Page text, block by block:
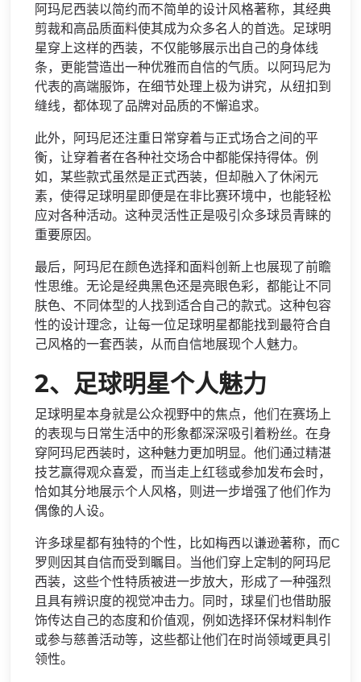
阿玛尼西装以简约而不简单的设计风格著称，其经典
剪裁和高品质面料使其成为众多名人的首选。足球明
星穿上这样的西装，不仅能够展示出自己的身体线
条，更能营造出一种优雅而自信的气质。以阿玛尼为
代表的高端服饰，在细节处理上极为讲究，从纽扣到
缝线，都体现了品牌对品质的不懈追求。
此外，阿玛尼还注重日常穿着与正式场合之间的平
衡，让穿着者在各种社交场合中都能保持得体。例
如，某些款式虽然是正式西装，但却融入了休闲元
素，使得足球明星即便是在非比赛环境中，也能轻松
应对各种活动。这种灵活性正是吸引众多球员青睐的
重要原因。
最后，阿玛尼在颜色选择和面料创新上也展现了前瞻
性思维。无论是经典黑色还是亮眼色彩，都能让不同
肤色、不同体型的人找到适合自己的款式。这种包容
性的设计理念，让每一位足球明星都能找到最符合自
己风格的一套西装，从而自信地展现个人魅力。
2、足球明星个人魅力
足球明星本身就是公众视野中的焦点，他们在赛场上
的表现与日常生活中的形象都深深吸引着粉丝。在身
穿阿玛尼西装时，这种魅力更加明显。他们通过精湛
技艺赢得观众喜爱，而当走上红毯或参加发布会时，
恰如其分地展示个人风格，则进一步增强了他们作为
偶像的人设。
许多球星都有独特的个性，比如梅西以谦逊著称，而C
罗则因其自信而受到瞩目。当他们穿上定制的阿玛尼
西装，这些个性特质被进一步放大，形成了一种强烈
且具有辨识度的视觉冲击力。同时，球星们也借助服
饰传达自己的态度和价值观，例如选择环保材料制作
或参与慈善活动等，这些都让他们在时尚领域更具引
领性。